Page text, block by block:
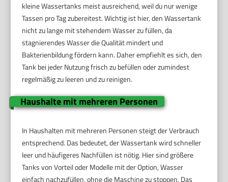
kleine Wassertanks meist ausreichend, weil du nur wenige
Tassen pro Tag zubereitest. Wichtig ist hier, den Wassertank
nicht zu lange mit stehendem Wasser zu füllen, da
stagnierendes Wasser die Qualität mindert und
Bakterienbildung fördern kann. Daher empfiehlt es sich, den
Tank bei jeder Nutzung frisch zu befüllen oder zumindest
regelmäßig zu leeren und zu reinigen.
Haushalte mit mehreren Personen
In Haushalten mit mehreren Personen steigt der Verbrauch
entsprechend. Das bedeutet, der Wassertank wird schneller
leer und häufigeres Nachfüllen ist nötig. Hier sind größere
Tanks von Vorteil oder Modelle mit der Option, Wasser
einfach nachzufüllen, ohne die Maschine zu stoppen. Das